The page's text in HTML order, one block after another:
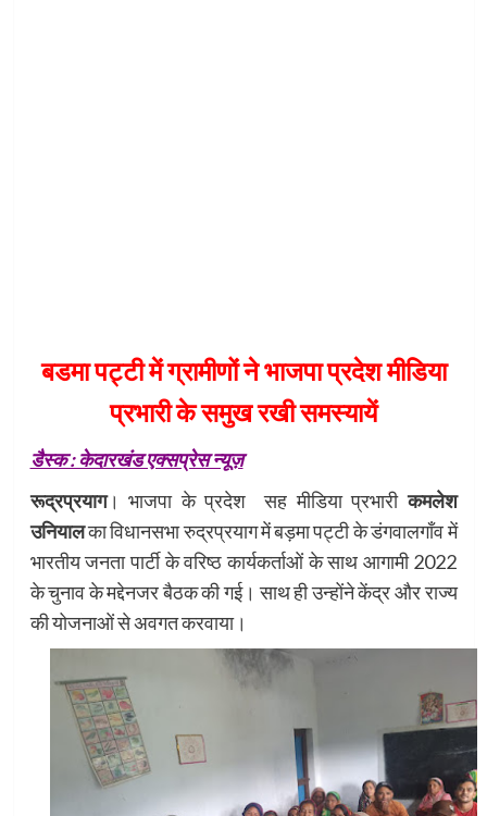
बडमा पट्टी में ग्रामीणों ने भाजपा प्रदेश मीडिया
प्रभारी के समुख रखी समस्यायें
डैस्क : केदारखंड एक्सप्रेस न्यूज़
रूद्रप्रयाग। भाजपा के प्रदेश सह मीडिया प्रभारीकमलेश
उनियालका विधानसभा रुद्रप्रयाग में बड़मा पट्टी के डंगवालगॉंव में
भारतीय जनता पार्टी के वरिष्ठ कार्यकर्ताओं के साथ आगामी 2022
के चुनाव के मद्देनजर बैठक की गई। साथ ही उन्होंने केंद्र और राज्य
की योजनाओं से अवगत करवाया।